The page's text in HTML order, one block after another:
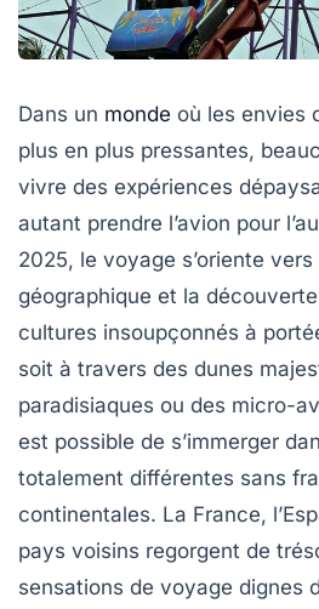
Dans un monde où les envies
plus en plus pressantes,
vivre des expériences
autant prendre l’avion pour
2025, le voyage s’oriente
géographique et la
cultures insoupçonnés à
soit à travers des dunes
paradisiaques ou des micro-
est possible de s’immerger
totalement différentes sans
continentales. La France,
pays voisins regorgent de
sensations de voyage dignes